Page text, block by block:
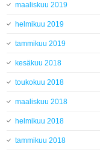
maaliskuu 2019
helmikuu 2019
tammikuu 2019
kesäkuu 2018
toukokuu 2018
maaliskuu 2018
helmikuu 2018
tammikuu 2018